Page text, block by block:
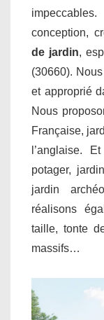
conception,
de jardin,
(30660).
et approprié
Nous
Française,
l’anglaise.
potager,
jardin
réalisons
taille, tonte
massifs…